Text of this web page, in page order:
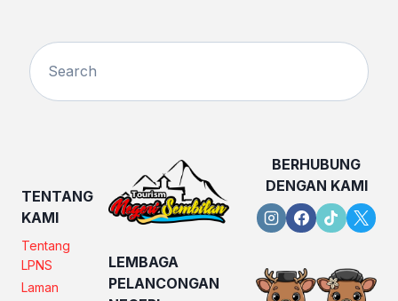
TENTANG
KAMI
Tentang
LPNS
Laman
LEMBAGA
PELANCONGAN
BERHUBUNG
DENGAN KAMI